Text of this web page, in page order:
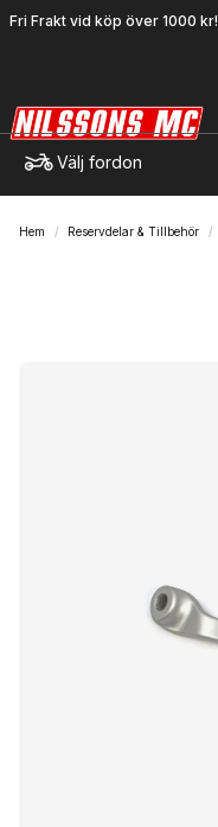
Fri Frakt vid köp över 1000 kr!
Välj fordon
Hem Reservdelar & Tillbehör